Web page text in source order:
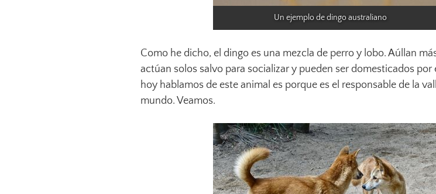
Un ejemplo de dingo australiano
Como he dicho, el dingo es una mezcla de perro y lobo. Aúllan
actúan solos salvo para socializar y pueden ser domesticados por
hoy hablamos de este animal es porque es el responsable de la
mundo. Veamos.